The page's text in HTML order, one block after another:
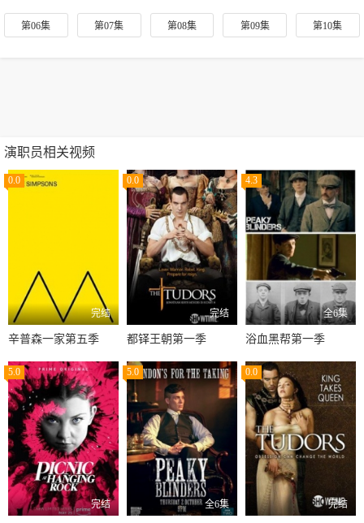
第06集 第07集 第08集 第09集 第10集
演职员相关视频
0.0
完结
辛普森一家第五季
0.0
完结
都铎王朝第一季
4.3
全6集
浴血黑帮第一季
5.0
完结
5.0
全6集
0.0
完结